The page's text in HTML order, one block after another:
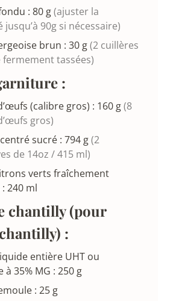
: 80g(ajuster la
90g si nécessaire)
brun : 30g(2 cuillères
fermement tassées)
:
(calibre gros) : 160g(8
gros)
sucré : 794g(2
de 14oz / 415 ml)
verts fraîchement
240 ml
chantilly (pour
:
entière UHT ou
35% MG : 250g
: 25g